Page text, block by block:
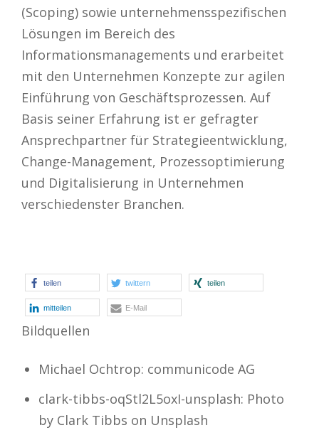
(Scoping) sowie unternehmensspezifischen
Lösungen im Bereich des
Informationsmanagements und erarbeitet
mit den Unternehmen Konzepte zur agilen
Einführung von Geschäftsprozessen. Auf
Basis seiner Erfahrung ist er gefragter
Ansprechpartner für Strategieentwicklung,
Change-Management, Prozessoptimierung
und Digitalisierung in Unternehmen
verschiedenster Branchen.
teilen twittern teilen
mitteilen E-Mail
Bildquellen
Michael Ochtrop: communicode AG
clark-tibbs-oqStl2L5oxI-unsplash: Photo
by Clark Tibbs on Unsplash